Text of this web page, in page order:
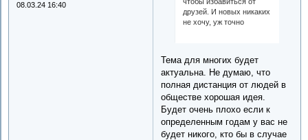
08.03.24 16:40
друзей. И новых никаких
не хочу, уж точно
Тема для многих будет
актуальна. Не думаю, что
полная дистанция от людей в
обществе хорошая идея.
Будет очень плохо если к
определенным годам у вас не
будет никого, кто бы в случае